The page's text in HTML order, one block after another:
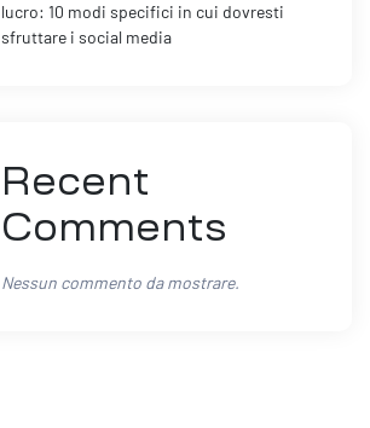
lucro: 10 modi specifici in cui dovresti
sfruttare i social media
Recent
Comments
Nessun commento da mostrare.